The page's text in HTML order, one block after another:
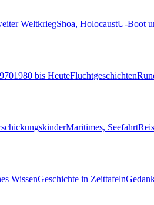
WeltkriegShoa, HolocaustU-Boot
1980 bis HeuteFluchtgeschichten
Maritimes, Seefahrt
WissenGeschichte in Zeittafeln